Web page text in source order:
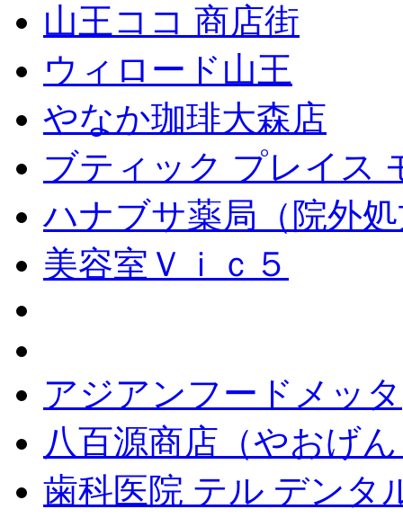
山王ココ 商店街
ウィロード山王
やなか珈琲大森店
ブティック プレイス
ハナブサ薬局（院外
美容室Ｖｉｃ５
アジアンフードメッタ
八百源商店（やおげ
歯科医院 テル デンタ